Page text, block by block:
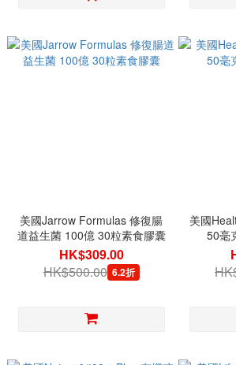
美國Jarrow Formulas 修復腸
道益生菌 100億 30粒素食膠囊
HK$309.00
HK$500.00 6.2折
美國
50毫